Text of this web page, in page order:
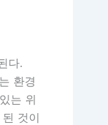
다.
환경
는 위
것이